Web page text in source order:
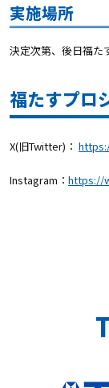
実施場所
決定次第、後日福た
福たすプロ
X(旧Twitter)：
Instagram： https://